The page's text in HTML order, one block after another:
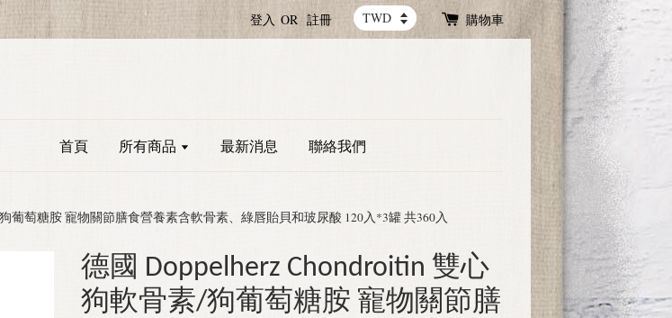
登入 OR 註冊 購物車
首頁 所有商品 最新消息 聯絡我們
葡萄糖胺 寵物關節膳食營養素含軟骨素、綠唇貽貝和玻尿酸 120入*3罐 共360入
德國 Doppelherz Chondroitin 雙心
狗軟骨素/狗葡萄糖胺 寵物關節膳